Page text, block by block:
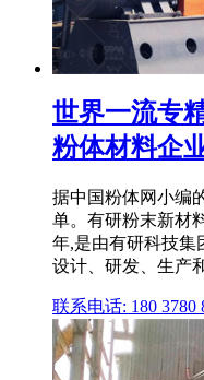
世界一流专
粉体材料企
据中国粉体网小编
单。有研粉末新材
年,是由有研科技集
设计、研发、生产
联系电话: 180 3780